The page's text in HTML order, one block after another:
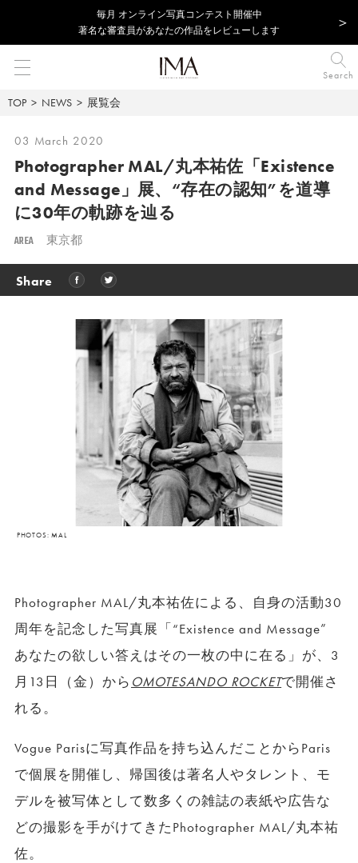
毎⽉ オンライン写真コンテスト開催中
著名な審査員があなたの作品をレビューします
Search
TOP NEWS 展覧会
03 March 2020
Photographer MAL/丸本祐佐 「Existence
and Message」展、 “存在の認知”を道導
に30年の軌跡を辿る
AREA 東京都
Share
PHOTOS: MAL
Photographer MAL/丸本祐佐による、自身の活動30
周年を記念した写真展「“Existence and Message”
あなたの欲しい答えはその一枚の中に在る」が、3
月13日（金）から OMOTESANDO ROCKETで開催さ
れる。
Vogue Parisに写真作品を持ち込んだことからParis
で個展を開催し、帰国後は著名人やタレント、モ
デルを被写体として数多くの雑誌の表紙や広告な
どの撮影を手がけてきたPhotographer MAL/丸本祐
佐。